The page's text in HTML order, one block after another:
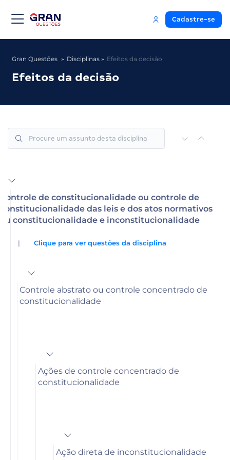
Cadastre-se
Gran Questões Disciplinas Efeitos da decisão
Efeitos da decisão
Controle de constitucionalidade ou controle de
constitucionalidade das leis e dos atos normativos
ou constitucionalidade e inconstitucionalidade
| Clique para ver questões da disciplina
Controle abstrato ou controle concentrado de
constitucionalidade
Ações de controle concentrado de
constitucionalidade
Ação direta de inconstitucionalidade